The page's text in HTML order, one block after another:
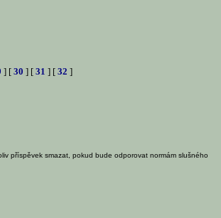
] [ 30 ] [ 31 ] [ 32 ]
příspěvek smazat, pokud bude odporovat normám slušného